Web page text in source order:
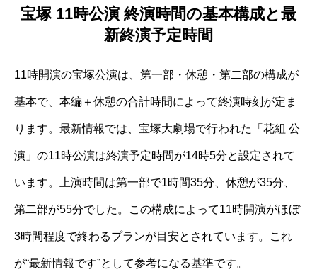
宝塚 11時公演 終演時間の基本構成と最
新終演予定時間
11時開演の宝塚公演は、第一部・休憩・第二部の構成が
基本で、本編＋休憩の合計時間によって終演時刻が定ま
ります。最新情報では、宝塚大劇場で行われた「花組 公
演」の11時公演は終演予定時間が14時5分と設定されて
います。上演時間は第一部で1時間35分、休憩が35分、
第二部が55分でした。この構成によって11時開演がほぼ
3時間程度で終わるプランが目安とされています。これ
が“最新情報です”として参考になる基準です。